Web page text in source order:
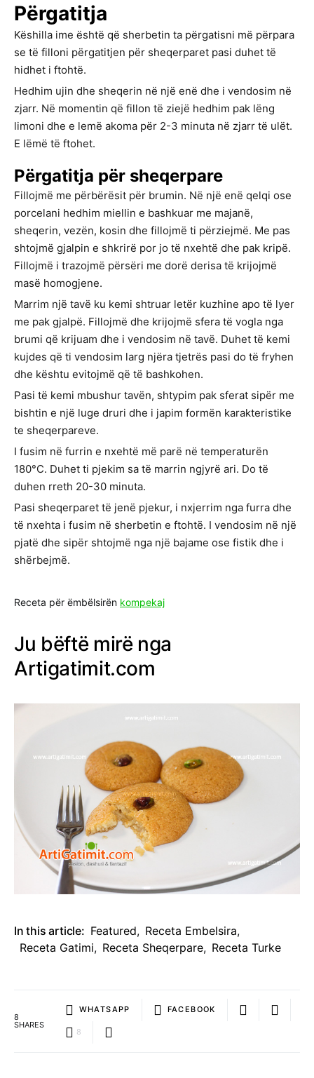
Përgatitja
Këshilla ime është që sherbetin ta përgatisni më përpara
se të filloni përgatitjen për sheqerparet pasi duhet të
hidhet i ftohtë.
Hedhim ujin dhe sheqerin në një enë dhe i vendosim në
zjarr. Në momentin që fillon të ziejë hedhim pak lëng
limoni dhe e lemë akoma për 2-3 minuta në zjarr të ulët.
E lëmë të ftohet.
Përgatitja për sheqerpare
Fillojmë me përbërësit për brumin. Në një enë qelqi ose
porcelani hedhim miellin e bashkuar me majanë,
sheqerin, vezën, kosin dhe fillojmë ti përziejmë. Me pas
shtojmë gjalpin e shkrirë por jo të nxehtë dhe pak kripë.
Fillojmë i trazojmë përsëri me dorë derisa të krijojmë
masë homogjene.
Marrim një tavë ku kemi shtruar letër kuzhine apo të lyer
me pak gjalpë. Fillojmë dhe krijojmë sfera të vogla nga
brumi që krijuam dhe i vendosim në tavë. Duhet të kemi
kujdes që ti vendosim larg njëra tjetrës pasi do të fryhen
dhe kështu evitojmë që të bashkohen.
Pasi të kemi mbushur tavën, shtypim pak sferat sipër me
bishtin e një luge druri dhe i japim formën karakteristike
te sheqerpareve.
I fusim në furrin e nxehtë më parë në temperaturën
180°C. Duhet ti pjekim sa të marrin ngjyrë ari. Do të
duhen rreth 20-30 minuta.
Pasi sheqerparet të jenë pjekur, i nxjerrim nga furra dhe
të nxehta i fusim në sherbetin e ftohtë. I vendosim në një
pjatë dhe sipër shtojmë nga një bajame ose fistik dhe i
shërbejmë.
Receta për ëmbëlsirën kompekaj
Ju bëftë mirë nga
Artigatimit.com
In this article: Featured, Receta Embelsira,
Receta Gatimi, Receta Sheqerpare, Receta Turke
8
SHARES
WHATSAPP FACEBOOK
8